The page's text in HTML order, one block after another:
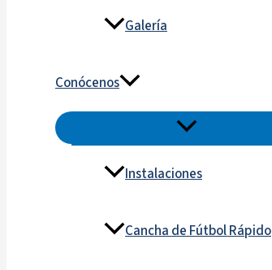
Galería
Conócenos
Instalaciones
Cancha de Fútbol Rápido